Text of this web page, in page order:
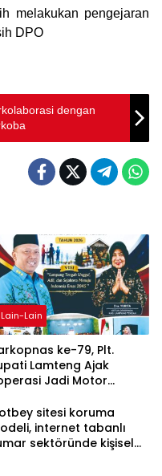
melakukan pengejaran
DPO
dengan
Lain-Lain
ke-79, Plt.
Lamteng Ajak
Jadi Motor
sitesi koruma
internet tabanlı
sektöründe kişisel